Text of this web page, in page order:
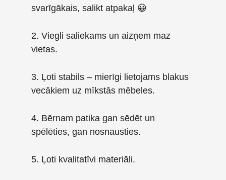
svarīgākais, salikt atpakaļ 😀
2. Viegli saliekams un aizņem maz
vietas.
3. Ļoti stabils – mierīgi lietojams blakus
vecākiem uz mīkstās mēbeles.
4. Bērnam patika gan sēdēt un
spēlēties, gan nosnausties.
5. Ļoti kvalitatīvi materiāli.